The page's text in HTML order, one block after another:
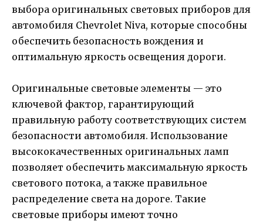
выбора оригинальных световых приборов для
автомобиля Chevrolet Niva, которые способны
обеспечить безопасность вождения и
оптимальную яркость освещения дороги.
Оригинальные световые элементы — это
ключевой фактор, гарантирующий
правильную работу соответствующих систем
безопасности автомобиля. Использование
высококачественных оригинальных ламп
позволяет обеспечить максимальную яркость
светового потока, а также правильное
распределение света на дороге. Такие
световые приборы имеют точно